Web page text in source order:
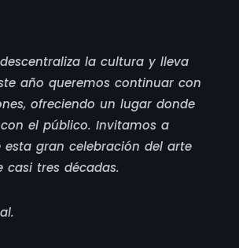
la cultura y lleva
año queremos continuar con
ofreciendo un lugar donde
el público. Invitamos a
gran celebración del arte
casi tres décadas.